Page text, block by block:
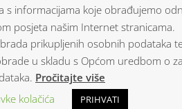
i tržišnih očekivanja, visina
s informacijama koje obrađujemo
posjeta našim Internet stranicama.
prikupljenih osobnih podataka
u skladu s Općom uredbom o
Pročitajte više
kolačića
PRIHVATI